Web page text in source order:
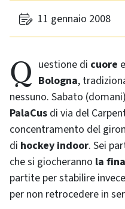
11 gennaio 2008
Questione di cuore
Bologna,
nessuno. Sabato
PalaCus di via del
concentramento del
di hockey indoor. Sei
che si giocheranno la
partite per stabilire
per non retrocedere in